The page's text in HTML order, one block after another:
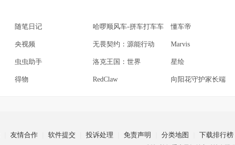
随笔日记 哈啰顺风车-拼车打车车主通勤
懂车帝
央视频 无畏契约：源能行动 Marvis
虫虫助手 洛克王国：世界 星绘
得物 RedClaw 向阳花守护家长端
友情合作 软件提交 投诉处理 免责声明 分类地图 下载排行榜